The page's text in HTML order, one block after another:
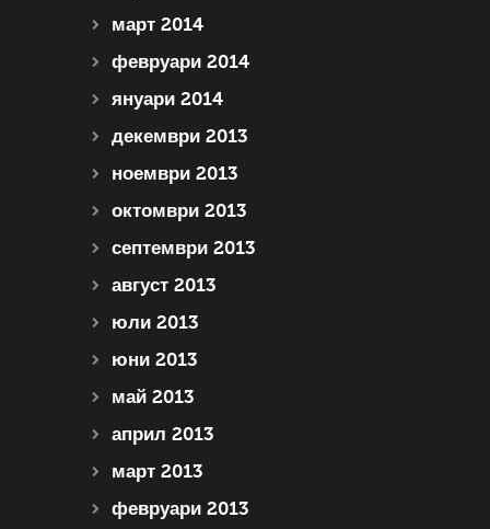
март 2014
февруари 2014
януари 2014
декември 2013
ноември 2013
октомври 2013
септември 2013
август 2013
юли 2013
юни 2013
май 2013
април 2013
март 2013
февруари 2013